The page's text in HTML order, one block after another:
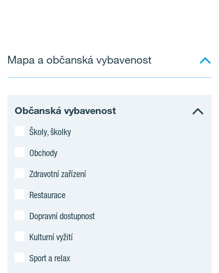
Mapa a občanská vybavenost
Občanská vybavenost
Školy, školky
Obchody
Zdravotní zařízení
Restaurace
Dopravní dostupnost
Kulturní vyžití
Sport a relax